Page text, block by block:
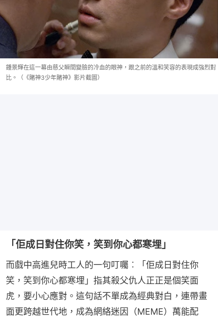
鍾景輝在這一幕由慈父瞬間變臉的冷血的眼神，跟之前的溫和笑容的表現成強烈對
比。（《賭神3少年賭神》影片截圖）
「佢成日對住你笑，笑到你心都寒埋」
而戲中高進兒時工人的一句叮囑︰「佢成日對住你
笑，笑到你心都寒埋」指其殺父仇人正正是個笑面
虎，要小心應對。這句話不單成為經典對白，連帶畫
面更跨越世代地，成為網絡迷因（MEME）萬能配